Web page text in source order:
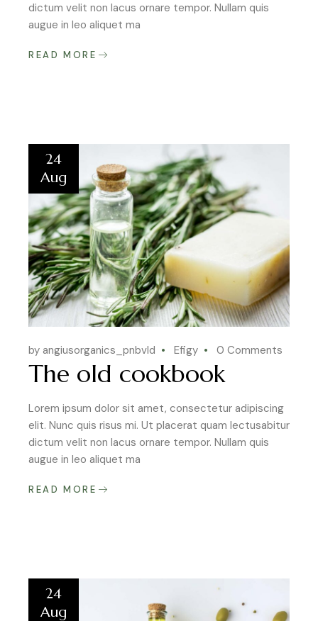
dictum velit non lacus ornare tempor. Nullam quis
augue in leo aliquet ma
READ MORE
24
Aug
by angiusorganics_pnbvld Efigy 0 Comments
The old cookbook
Lorem ipsum dolor sit amet, consectetur adipiscing
elit. Nunc quis risus mi. Ut placerat quam lectusabitur
dictum velit non lacus ornare tempor. Nullam quis
augue in leo aliquet ma
READ MORE
24
Aug